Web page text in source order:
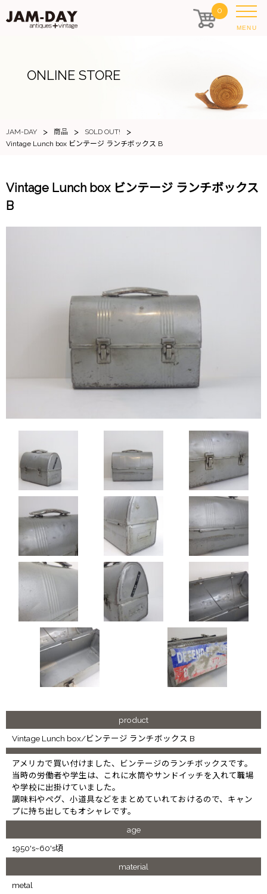
0
MENU
ONLINE STORE
JAM-DAY > 商品 > SOLD OUT! >
Vintage Lunch box ビンテージ ランチボックス B
Vintage Lunch box ビンテージ ランチボックス
B
product
Vintage Lunch box/ビンテージ ランチボックス B
アメリカで買い付けました、ビンテージのランチボックスです。
当時の労働者や学生は、これに水筒やサンドイッチを入れて職場
や学校に出掛けていました。
調味料やペグ、小道具などをまとめていれておけるので、キャン
プに持ち出してもオシャレです。
age
1950's~60's頃
material
metal